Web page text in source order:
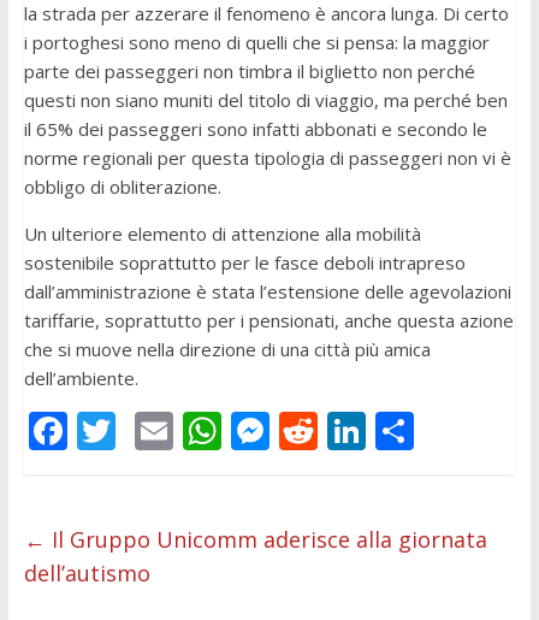
la strada per azzerare il fenomeno è ancora lunga. Di certo
i portoghesi sono meno di quelli che si pensa: la maggior
parte dei passeggeri non timbra il biglietto non perché
questi non siano muniti del titolo di viaggio, ma perché ben
il 65% dei passeggeri sono infatti abbonati e secondo le
norme regionali per questa tipologia di passeggeri non vi è
obbligo di obliterazione.
Un ulteriore elemento di attenzione alla mobilità
sostenibile soprattutto per le fasce deboli intrapreso
dall’amministrazione è stata l’estensione delle agevolazioni
tariffarie, soprattutto per i pensionati, anche questa azione
che si muove nella direzione di una città più amica
dell’ambiente.
F
b
o
T
er
E
l
W
s
M
e
R
di
Li
e
C
di
← Il Gruppo Unicomm aderisce alla giornata
dell’autismo